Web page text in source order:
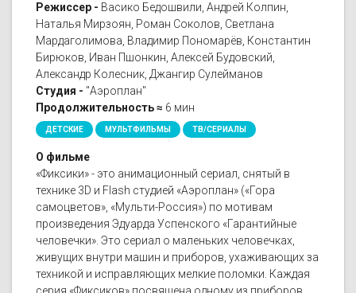
Режиссер - Васико Бедошвили, Андрей Колпин,
Наталья Мирзоян, Роман Соколов, Светлана
Мардаголимова, Владимир Пономарёв, Константин
Бирюков, Иван Пшонкин, Алексей Будовский,
Александр Колесник, Джангир Сулейманов
Студия - "Аэроплан"
Продолжительность ≈ 6 мин
ДЕТСКИЕ МУЛЬТФИЛЬМЫ ТВ/СЕРИАЛЫ
О фильме
«Фиксики» - это анимационный сериал, снятый в
технике 3D и Flash студией «Аэроплан» («Гора
самоцветов», «Мульти-Россия») по мотивам
произведения Эдуарда Успенского «Гарантийные
человечки». Это сериал о маленьких человечках,
живущих внутри машин и приборов, ухаживающих за
техникой и исправляющих мелкие поломки. Каждая